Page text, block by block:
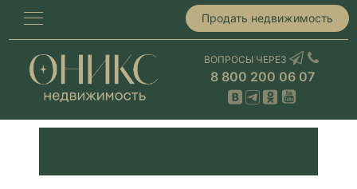
Продать недвижимость
ВОПРОСЫ ЧЕРЕЗ
8 800 200 06 07